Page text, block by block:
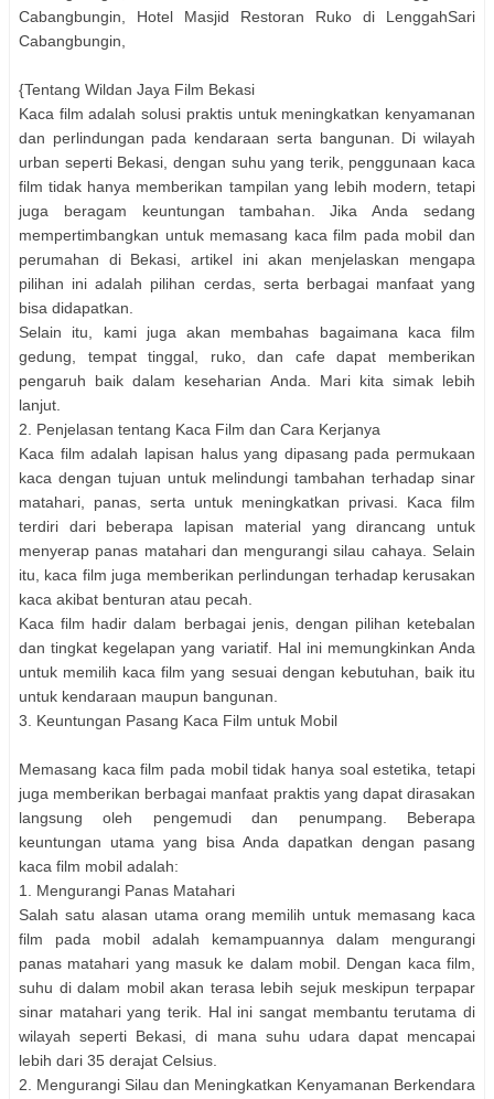
Cabangbungin, Hotel Masjid Restoran Ruko di LenggahSari
Cabangbungin,
{Tentang Wildan Jaya Film Bekasi
Kaca film adalah solusi praktis untuk meningkatkan kenyamanan
dan perlindungan pada kendaraan serta bangunan. Di wilayah
urban seperti Bekasi, dengan suhu yang terik, penggunaan kaca
film tidak hanya memberikan tampilan yang lebih modern, tetapi
juga beragam keuntungan tambahan. Jika Anda sedang
mempertimbangkan untuk memasang kaca film pada mobil dan
perumahan di Bekasi, artikel ini akan menjelaskan mengapa
pilihan ini adalah pilihan cerdas, serta berbagai manfaat yang
bisa didapatkan.
Selain itu, kami juga akan membahas bagaimana kaca film
gedung, tempat tinggal, ruko, dan cafe dapat memberikan
pengaruh baik dalam keseharian Anda. Mari kita simak lebih
lanjut.
2. Penjelasan tentang Kaca Film dan Cara Kerjanya
Kaca film adalah lapisan halus yang dipasang pada permukaan
kaca dengan tujuan untuk melindungi tambahan terhadap sinar
matahari, panas, serta untuk meningkatkan privasi. Kaca film
terdiri dari beberapa lapisan material yang dirancang untuk
menyerap panas matahari dan mengurangi silau cahaya. Selain
itu, kaca film juga memberikan perlindungan terhadap kerusakan
kaca akibat benturan atau pecah.
Kaca film hadir dalam berbagai jenis, dengan pilihan ketebalan
dan tingkat kegelapan yang variatif. Hal ini memungkinkan Anda
untuk memilih kaca film yang sesuai dengan kebutuhan, baik itu
untuk kendaraan maupun bangunan.
3. Keuntungan Pasang Kaca Film untuk Mobil
Memasang kaca film pada mobil tidak hanya soal estetika, tetapi
juga memberikan berbagai manfaat praktis yang dapat dirasakan
langsung oleh pengemudi dan penumpang. Beberapa
keuntungan utama yang bisa Anda dapatkan dengan pasang
kaca film mobil adalah:
1. Mengurangi Panas Matahari
Salah satu alasan utama orang memilih untuk memasang kaca
film pada mobil adalah kemampuannya dalam mengurangi
panas matahari yang masuk ke dalam mobil. Dengan kaca film,
suhu di dalam mobil akan terasa lebih sejuk meskipun terpapar
sinar matahari yang terik. Hal ini sangat membantu terutama di
wilayah seperti Bekasi, di mana suhu udara dapat mencapai
lebih dari 35 derajat Celsius.
2. Mengurangi Silau dan Meningkatkan Kenyamanan Berkendara